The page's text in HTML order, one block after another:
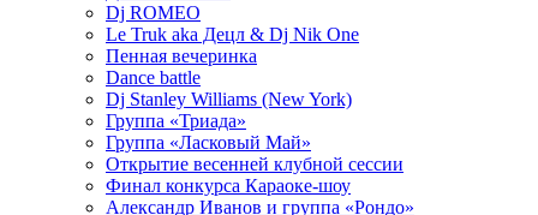
Dj ROMEO
Le Truk aka Децл & Dj Nik One
Пенная вечеринка
Dance battle
Dj Stanley Williams (New York)
Группа «Триада»
Группа «Ласковый Май»
Открытие весенней клубной сессии
Финал конкурса Караоке-шоу
Александр Иванов и группа «Рондо»